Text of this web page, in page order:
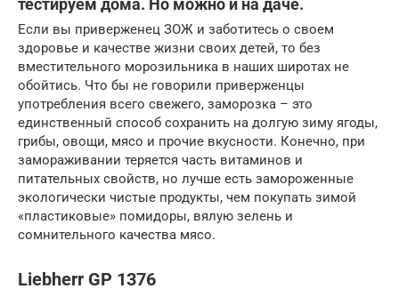
тестируем дома. Но можно и на даче.
Если вы приверженец ЗОЖ и заботитесь о своем
здоровье и качестве жизни своих детей, то без
вместительного морозильника в наших широтах не
обойтись. Что бы не говорили приверженцы
употребления всего свежего, заморозка – это
единственный способ сохранить на долгую зиму ягоды,
грибы, овощи, мясо и прочие вкусности. Конечно, при
замораживании теряется часть витаминов и
питательных свойств, но лучше есть замороженные
экологически чистые продукты, чем покупать зимой
«пластиковые» помидоры, вялую зелень и
сомнительного качества мясо.
Liebherr GP 1376